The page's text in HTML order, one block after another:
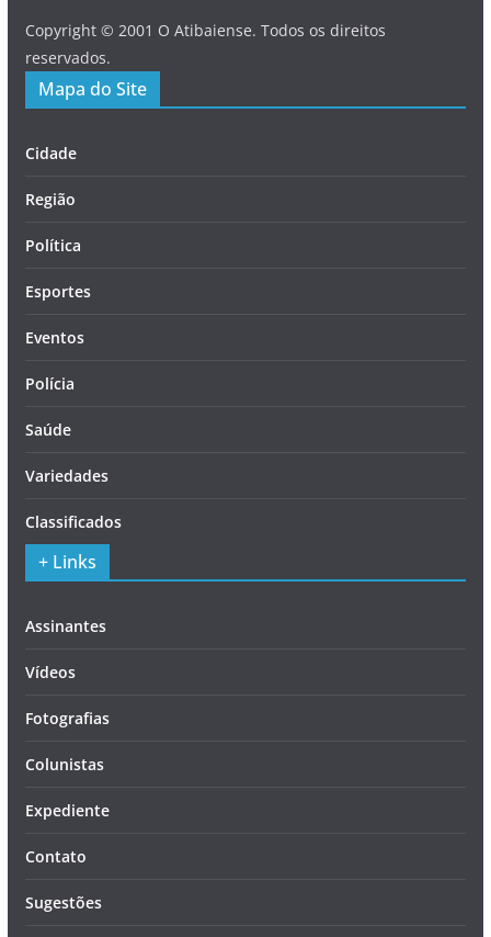
Copyright © 2001 O Atibaiense. Todos os direitos
reservados.
Mapa do Site
Cidade
Região
Política
Esportes
Eventos
Polícia
Saúde
Variedades
Classificados
+ Links
Assinantes
Vídeos
Fotografias
Colunistas
Expediente
Contato
Sugestões